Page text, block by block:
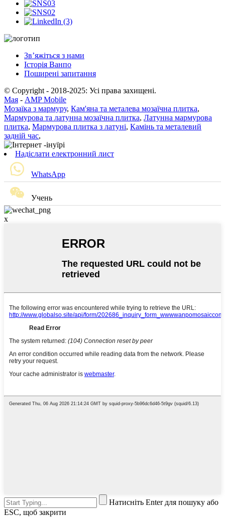
Зв’яжіться з нами
Історія Ванпо
Поширені запитання
© Copyright - 2018-2025: Усі права захищені.
Мая - AMP Mobile
Мозаїка з мармуру, Кам'яна та металева мозаїчна плитка,
Мармурова та латунна мозаїчна плитка, Латунна мармурова
плитка, Мармурова плитка з латуні, Камінь та металевий
задній час,
Надіслати електронний лист
WhatsApp
Учень
x
Натисніть Enter для пошуку або
ESC, щоб закрити